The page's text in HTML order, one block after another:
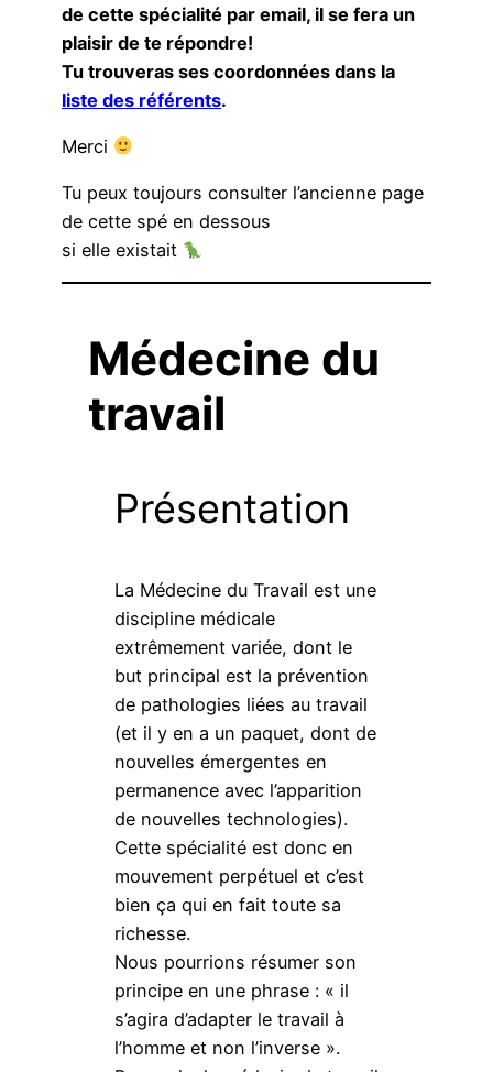
de cette spécialité par email, il se fera un
plaisir de te répondre!
Tu trouveras ses coordonnées dans la
liste des référents.
Merci
Tu peux toujours consulter l’ancienne page
de cette spé en dessous
si elle existait
Médecine du
travail
Présentation
La Médecine du Travail est une
discipline médicale
extrêmement variée, dont le
but principal est la prévention
de pathologies liées au travail
(et il y en a un paquet, dont de
nouvelles émergentes en
permanence avec l’apparition
de nouvelles technologies).
Cette spécialité est donc en
mouvement perpétuel et c’est
bien ça qui en fait toute sa
richesse.
Nous pourrions résumer son
principe en une phrase : « il
s’agira d’adapter le travail à
l’homme et non l’inverse ».